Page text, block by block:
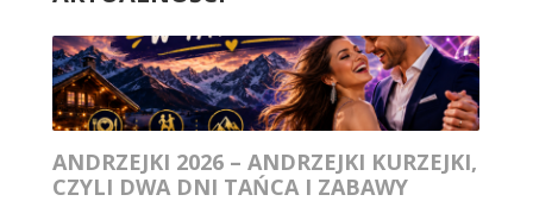
ANDRZEJKI 2026 – ANDRZEJKI KURZEJKI,
CZYLI DWA DNI TAŃCA I ZABAWY